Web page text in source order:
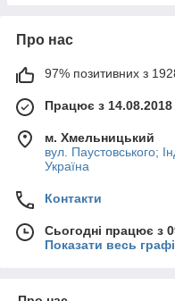
Про нас
97% позитивних з 1928
Працює з 14.08.2018
м. Хмельницький
вул. Паустовського;
Україна
Контакти
Сьогодні працює з
Показати весь